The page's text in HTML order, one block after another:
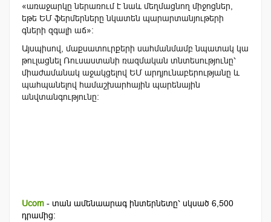
«առաջարկը ներառում է նաև մեղմացնող միջոցներ,
եթե ԵՄ ֆերմերները նկատեն պարարտանյութերի
գների զգալի աճ»:
Այսպիսով, մաքսատուրքերի սահմանմամբ նպատակ կա
թուլացնել Ռուսաստանի ռազմական տնտեսությունը՝
միաժամանակ աջակցելով ԵՄ արդյունաբերությանը և
պահպանելով համաշխարհային պարենային
անվտանգությունը:
Ucom - տան ամենաարագ ինտերնետը՝ սկսած 6,500
դրամից: